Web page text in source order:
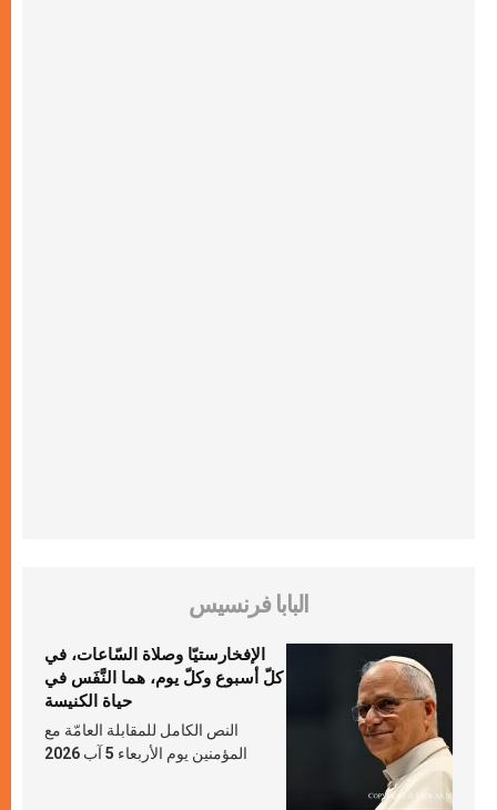
البابا فرنسيس
الإفخارستيّا وصلاة السّاعات، في
كلّ أسبوع وكلّ يوم، هما النَّفَس في
حياة الكنيسة
النص الكامل للمقابلة العامّة مع
المؤمنين يوم الأربعاء 5 آب 2026